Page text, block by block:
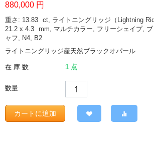
880,000 円
重さ: 13.83 ct, ライトニングリッジ（Lightning
21.2 x 4.3 mm, マルチカラー, フリーシェイプ,
ャフ, N4, B2
ライトニングリッジ産天然ブラックオパール
在 庫 数: 1 点
数量:
カートに追加